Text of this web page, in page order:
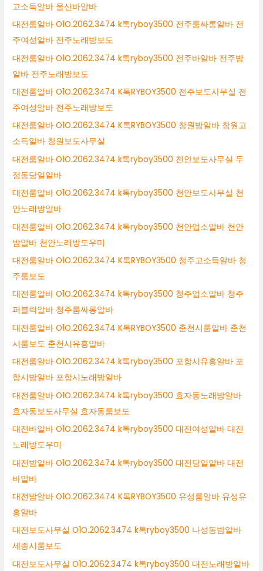
고소득알바 울산바알바
대전룸알바 O1O.2062.3474 k톡ryboy3500 전주룸싸롱알바 전
주여성알바 전주노래방보도
대전룸알바 O1O.2062.3474 k톡ryboy3500 전주바알바 전주밤
알바 전주노래방보도
대전룸알바 O1O.2062.3474 K톡RYBOY3500 전주보도사무실 전
주여성알바 전주노래방보도
대전룸알바 O1O.2062.3474 K톡RYBOY3500 창원밤알바 창원고
소득알바 창원보도사무실
대전룸알바 O1O.2062.3474 k톡ryboy3500 천안보도사무실 두
정동당일알바
대전룸알바 O1O.2062.3474 k톡ryboy3500 천안보도사무실 천
안노래방알바
대전룸알바 O1O.2062.3474 k톡ryboy3500 천안업소알바 천안
밤알바 천안노래방도우미
대전룸알바 O1O.2062.3474 K톡RYBOY3500 청주고소득알바 청
주룸보도
대전룸알바 O1O.2062.3474 k톡ryboy3500 청주업소알바 청주
퍼블릭알바 청주룸싸롱알바
대전룸알바 O1O.2062.3474 K톡RYBOY3500 춘천시룸알바 춘천
시룸보도 춘천시유흥알바
대전룸알바 O1O.2062.3474 k톡ryboy3500 포항시유흥알바 포
항시밤알바 포항시노래방알바
대전룸알바 O1O.2062.3474 k톡ryboy3500 효자동노래방알바
효자동보도사무실 효자동룸보도
대전바알바 O1O.2062.3474 k톡ryboy3500 대전여성알바 대전
노래방도우미
대전밤알바 O1O.2062.3474 k톡ryboy3500 대전당일알바 대전
바알바
대전밤알바 O1O.2062.3474 K톡RYBOY3500 유성룸알바 유성유
흥알바
대전보도사무실 O1O.2062.3474 k톡ryboy3500 나성동밤알바
세종시룸보도
대전보도사무실 O1O.2062.3474 k톡ryboy3500 대전노래방알바